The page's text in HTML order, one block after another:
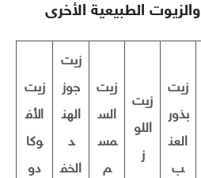
الطبيعية الأخرى
زيت
بذور
العن
ب
زيت
اللو
ز
زيت
الس
مس
م
زيت
جوز
الهن
د
الخف
زيت
الأف
وكا
دو